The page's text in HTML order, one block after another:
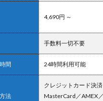
4,690円 ～
手数料一切不要
間 24時間利用可能
法
クレジットカード決済
MasterCard／AMEX